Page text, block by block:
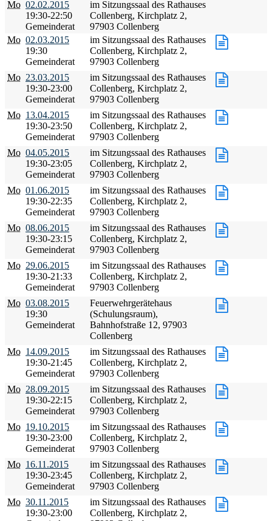
Mo 02.02.2015
19:30-22:50
Gemeinderat
im Sitzungssaal des Rathauses
Collenberg, Kirchplatz 2,
97903 Collenberg
Mo 02.03.2015
19:30
Gemeinderat
im Sitzungssaal des Rathauses
Collenberg, Kirchplatz 2,
97903 Collenberg
Mo 23.03.2015
19:30-23:00
Gemeinderat
im Sitzungssaal des Rathauses
Collenberg, Kirchplatz 2,
97903 Collenberg
Mo 13.04.2015
19:30-23:50
Gemeinderat
im Sitzungssaal des Rathauses
Collenberg, Kirchplatz 2,
97903 Collenberg
Mo 04.05.2015
19:30-23:05
Gemeinderat
im Sitzungssaal des Rathauses
Collenberg, Kirchplatz 2,
97903 Collenberg
Mo 01.06.2015
19:30-22:35
Gemeinderat
im Sitzungssaal des Rathauses
Collenberg, Kirchplatz 2,
97903 Collenberg
Mo 08.06.2015
19:30-23:15
Gemeinderat
im Sitzungssaal des Rathauses
Collenberg, Kirchplatz 2,
97903 Collenberg
Mo 29.06.2015
19:30-21:33
Gemeinderat
im Sitzungssaal des Rathauses
Collenberg, Kirchplatz 2,
97903 Collenberg
Mo 03.08.2015
19:30
Gemeinderat
Feuerwehrgerätehaus
(Schulungsraum),
Bahnhofstraße 12, 97903
Collenberg
Mo 14.09.2015
19:30-21:45
Gemeinderat
im Sitzungssaal des Rathauses
Collenberg, Kirchplatz 2,
97903 Collenberg
Mo 28.09.2015
19:30-22:15
Gemeinderat
im Sitzungssaal des Rathauses
Collenberg, Kirchplatz 2,
97903 Collenberg
Mo 19.10.2015
19:30-23:00
Gemeinderat
im Sitzungssaal des Rathauses
Collenberg, Kirchplatz 2,
97903 Collenberg
Mo 16.11.2015
19:30-23:45
Gemeinderat
im Sitzungssaal des Rathauses
Collenberg, Kirchplatz 2,
97903 Collenberg
Mo 30.11.2015
19:30-23:00
im Sitzungssaal des Rathauses
Collenberg, Kirchplatz 2,